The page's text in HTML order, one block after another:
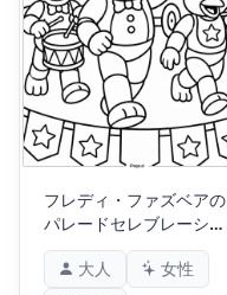
フレディ・ファズベアの
パレードセレブレーショ
ン
大人
女性